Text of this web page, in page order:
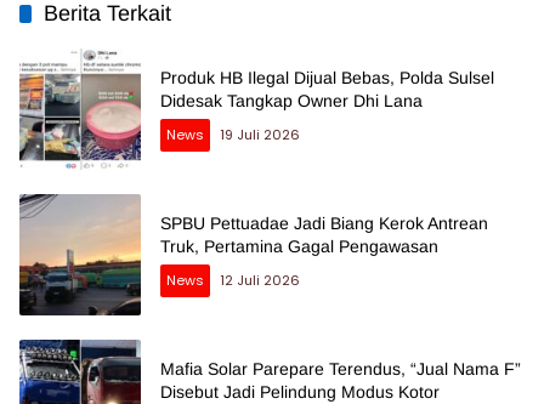
Berita Terkait
Produk HB Ilegal Dijual Bebas, Polda Sulsel
Didesak Tangkap Owner Dhi Lana
News
19 Juli 2026
SPBU Pettuadae Jadi Biang Kerok Antrean
Truk, Pertamina Gagal Pengawasan
News
12 Juli 2026
Mafia Solar Parepare Terendus, “Jual Nama F”
Disebut Jadi Pelindung Modus Kotor